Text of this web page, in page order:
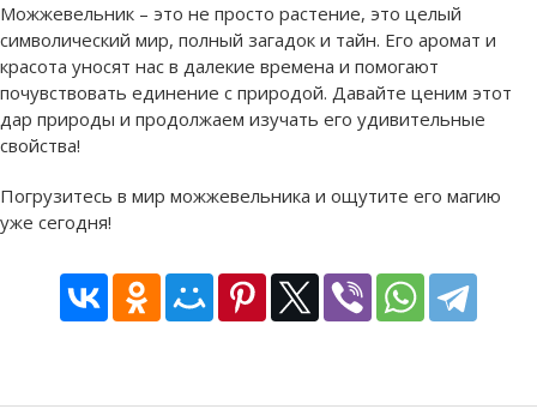
Можжевельник – это не просто растение, это целый
символический мир, полный загадок и тайн. Его аромат и
красота уносят нас в далекие времена и помогают
почувствовать единение с природой. Давайте ценим этот
дар природы и продолжаем изучать его удивительные
свойства!
Погрузитесь в мир можжевельника и ощутите его магию
уже сегодня!